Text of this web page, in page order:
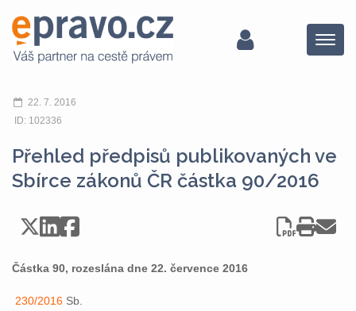
Menu
22. 7. 2016
ID: 102336
Přehled předpisů publikovaných ve
Sbírce zákonů ČR částka 90/2016
Částka 90, rozeslána dne 22. července 2016
230/2016 Sb.